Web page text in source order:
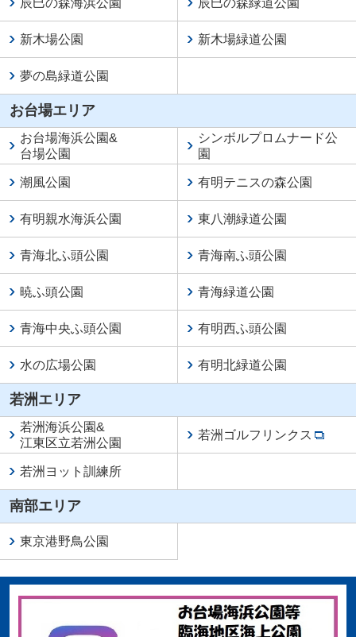
辰巳の森海浜公園 辰巳の森緑道公園
新木場公園 新木場緑道公園
夢の島緑道公園
お台場エリア
お台場海浜公園&
台場公園
シンボルプロムナード公
園
潮風公園 有明テニスの森公園
有明親水海浜公園 東八潮緑道公園
青海北ふ頭公園 青海南ふ頭公園
暁ふ頭公園 青海緑道公園
青海中央ふ頭公園 有明西ふ頭公園
水の広場公園 有明北緑道公園
若洲エリア
若洲海浜公園&
江東区立若洲公園
若洲ゴルフリンクス
若洲ヨット訓練所
南部エリア
東京港野鳥公園